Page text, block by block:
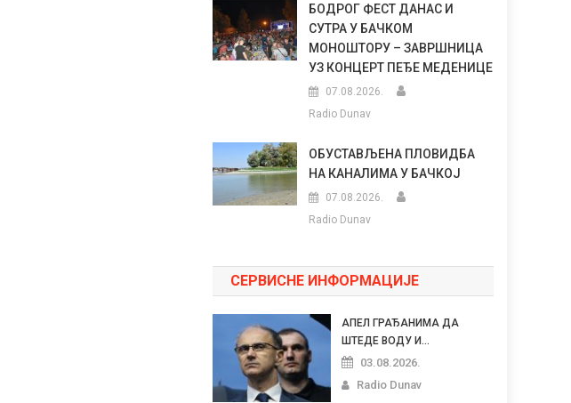
БОДРОГ ФЕСТ ДАНАС И
СУТРА У БАЧКОМ
МОНОШТОРУ – ЗАВРШНИЦА
УЗ КОНЦЕРТ ПЕЂЕ МЕДЕНИЦЕ
07.08.2026.
Radio Dunav
ОБУСТАВЉЕНА ПЛОВИДБА
НА КАНАЛИМА У БАЧКОЈ
07.08.2026.
Radio Dunav
СЕРВИСНЕ ИНФОРМАЦИЈЕ
АПЕЛ ГРАЂАНИМА ДА
ШТЕДЕ ВОДУ И...
03.08.2026.
Radio Dunav